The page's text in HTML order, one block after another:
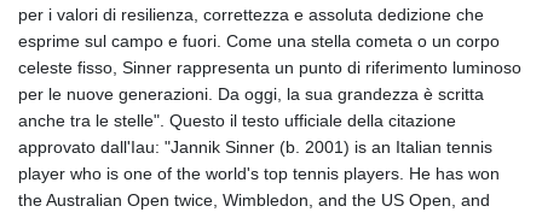
per i valori di resilienza, correttezza e assoluta dedizione che
esprime sul campo e fuori. Come una stella cometa o un corpo
celeste fisso, Sinner rappresenta un punto di riferimento luminoso
per le nuove generazioni. Da oggi, la sua grandezza è scritta
anche tra le stelle". Questo il testo ufficiale della citazione
approvato dall'Iau: "Jannik Sinner (b. 2001) is an Italian tennis
player who is one of the world's top tennis players. He has won
the Australian Open twice, Wimbledon, and the US Open, and